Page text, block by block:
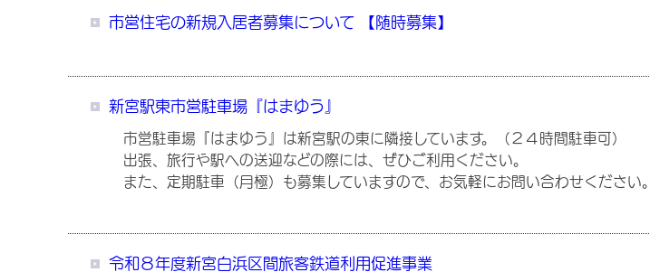
市営住宅の新規入居者募集について 【随時募集】
新宮駅東市営駐車場『はまゆう』
市営駐車場『はまゆう』は新宮駅の東に隣接しています。（２４時間駐車可）
出張、旅行や駅への送迎などの際には、ぜひご利用ください。
また、定期駐車（月極）も募集していますので、お気軽にお問い合わせください。
令和８年度新宮白浜区間旅客鉄道利用促進事業